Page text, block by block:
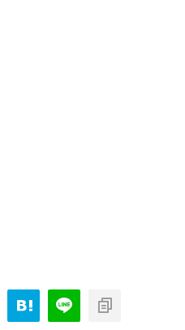
blog/wp-
sns-count-